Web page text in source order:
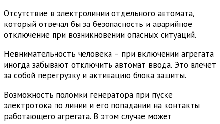
Отсутствие в электролинии отдельного автомата,
который отвечал бы за безопасность и аварийное
отключение при возникновении опасных ситуаций.
Невнимательность человека – при включении агрегата
иногда забывают отключить автомат ввода. Это влечет
за собой перегрузку и активацию блока защиты.
Возможность поломки генератора при пуске
электротока по линии и его попадании на контакты
работающего агрегата. В этом случае может